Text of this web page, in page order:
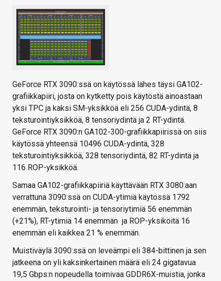
GeForce RTX 3090:ssä on käytössä lähes täysi GA102-
grafiikkapiiri, josta on kytketty pois käytöstä ainoastaan
yksi TPC ja kaksi SM-yksikköä eli 256 CUDA-ydintä, 8
teksturointiyksikköä, 8 tensoriydintä ja 2 RT-ydintä.
GeForce RTX 3090:n GA102-300-grafiikkapiirissä on siis
käytössä yhteensä 10496 CUDA-ydintä, 328
teksturointiyksikköä, 328 tensoriydintä, 82 RT-ydintä ja
116 ROP-yksikköä.
Samaa GA102-grafiikkapiiriä käyttävään RTX 3080:aan
verrattuna 3090:ssä on CUDA-ytimiä käytössä 1792
enemmän, teksturointi- ja tensoriytimiä 56 enemmän
(+21%), RT-ytimiä 14 enemmän ja ROP-yksiköitä 16
enemmän eli kaikkea 21 % enemmän.
Muistiväylä 3090:ssä on leveämpi eli 384-bittinen ja sen
jatkeena on yli kaksinkertainen määrä eli 24 gigatavua
19,5 Gbps:n nopeudella toimivaa GDDR6X-muistia, jonka